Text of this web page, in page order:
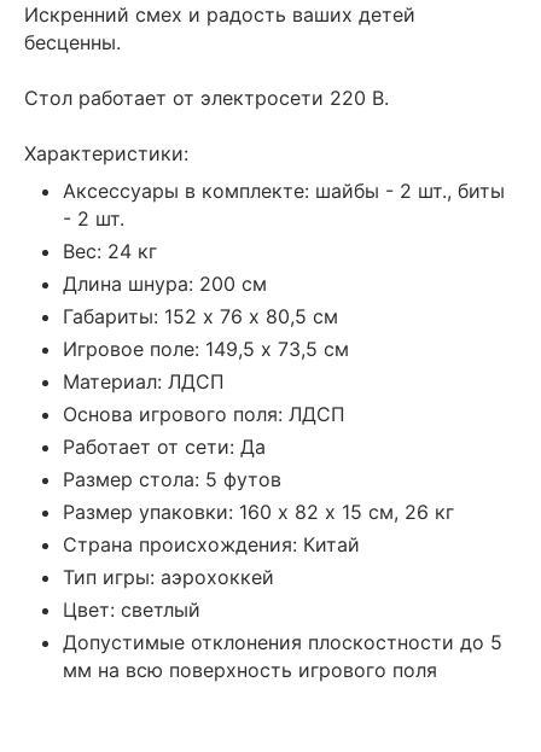
Искренний смех и радость ваших детей
бесценны.
Стол работает от электросети 220 В.
Характеристики:
Аксессуары в комплекте: шайбы - 2 шт., биты
- 2 шт.
Вес: 24 кг
Длина шнура: 200 см
Габариты: 152 х 76 х 80,5 см
Игровое поле: 149,5 х 73,5 см
Материал: ЛДСП
Основа игрового поля: ЛДСП
Работает от сети: Да
Размер стола: 5 футов
Размер упаковки: 160 х 82 х 15 см, 26 кг
Страна происхождения: Китай
Тип игры: аэрохоккей
Цвет: светлый
Допустимые отклонения плоскостности до 5
мм на всю поверхность игрового поля